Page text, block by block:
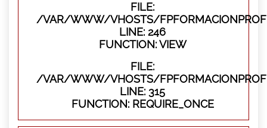
FILE:
/VAR/WWW/VHOSTS/
LINE: 246
FUNCTION: VIEW
FILE:
/VAR/WWW/VHOSTS/
LINE: 315
FUNCTION: REQUIRE_ONCE